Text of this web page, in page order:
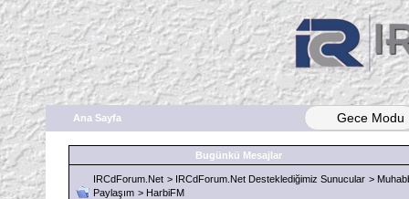
Ana Sayfa Gece Modu
Bugünkü Mesajlar
IRCdForum.Net > IRCdForum.Net Desteklediğimiz Sunucular >
Paylaşım > HarbiFM